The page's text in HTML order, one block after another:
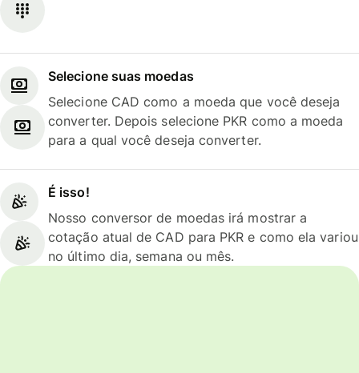
Selecione suas moedas
Selecione CAD como a moeda que você deseja
converter. Depois selecione PKR como a moeda
para a qual você deseja converter.
É isso!
Nosso conversor de moedas irá mostrar a
cotação atual de CAD para PKR e como ela variou
no último dia, semana ou mês.